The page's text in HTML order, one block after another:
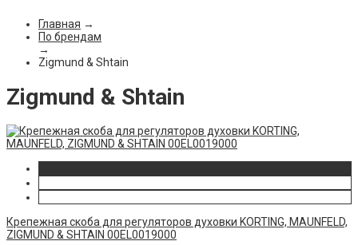
Главная →
По брендам
→
Zigmund & Shtain
Zigmund & Shtain
Крепежная скоба для регуляторов духовки KORTING, MAUNFELD,
ZIGMUND & SHTAIN 00EL0019000